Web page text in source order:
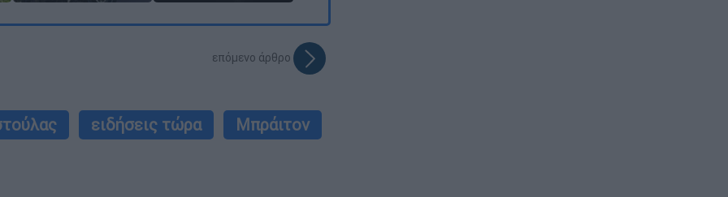
επόμενο άρθρο
ειδήσεις τώρα
Μπράιτον